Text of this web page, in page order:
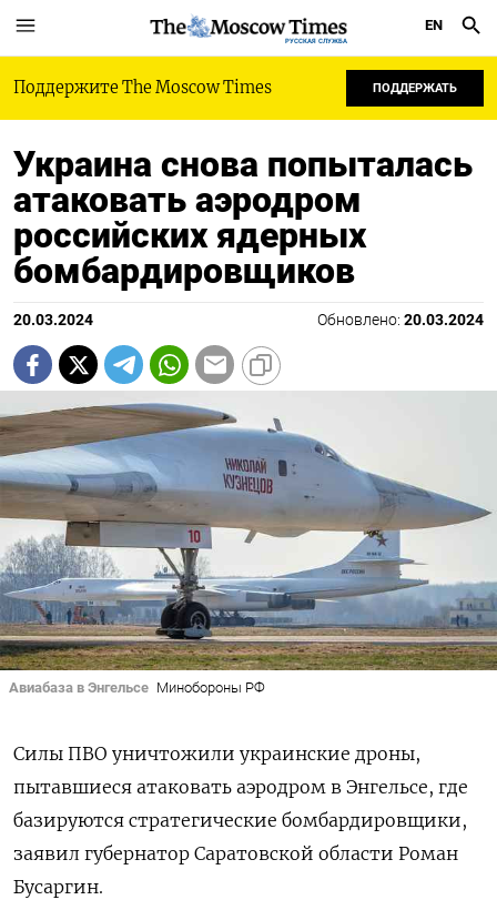
РУССКАЯ СЛУЖБА
EN
Поддержите The Moscow Times ПОДДЕРЖАТЬ
Украина снова попыталась
атаковать аэродром
российских ядерных
бомбардировщиков
20.03.2024 Обновлено: 20.03.2024
Авиабаза в Энгельсе Минобороны РФ
Силы ПВО уничтожили украинские дроны,
пытавшиеся атаковать аэродром в Энгельсе, где
базируются стратегические бомбардировщики,
заявил губернатор Саратовской области Роман
Бусаргин.